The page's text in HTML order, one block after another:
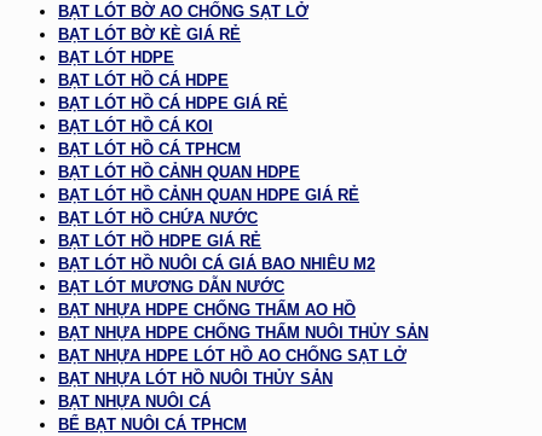
BẠT LÓT BỜ AO CHỐNG SẠT LỞ
BẠT LÓT BỜ KÈ GIÁ RẺ
BẠT LÓT HDPE
BẠT LÓT HỒ CÁ HDPE
BẠT LÓT HỒ CÁ HDPE GIÁ RẺ
BẠT LÓT HỒ CÁ KOI
BẠT LÓT HỒ CÁ TPHCM
BẠT LÓT HỒ CẢNH QUAN HDPE
BẠT LÓT HỒ CẢNH QUAN HDPE GIÁ RẺ
BẠT LÓT HỒ CHỨA NƯỚC
BẠT LÓT HỒ HDPE GIÁ RẺ
BẠT LÓT HỒ NUÔI CÁ GIÁ BAO NHIÊU M2
BẠT LÓT MƯƠNG DẪN NƯỚC
BẠT NHỰA HDPE CHỐNG THẤM AO HỒ
BẠT NHỰA HDPE CHỐNG THẤM NUÔI THỦY SẢN
BẠT NHỰA HDPE LÓT HỒ AO CHỐNG SẠT LỞ
BẠT NHỰA LÓT HỒ NUÔI THỦY SẢN
BẠT NHỰA NUÔI CÁ
BỂ BẠT NUÔI CÁ TPHCM